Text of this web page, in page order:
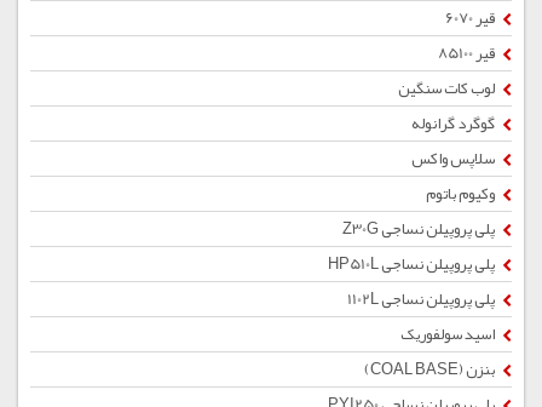
قیر 6070
قیر 85100
لوب کات سنگین
گوگرد گرانوله
سلاپس واکس
وکیوم باتوم
پلی پروپیلن نساجی Z30G
پلی پروپیلن نساجی HP510L
پلی پروپیلن نساجی 1102L
اسید سولفوریک
بنزن (COAL BASE)